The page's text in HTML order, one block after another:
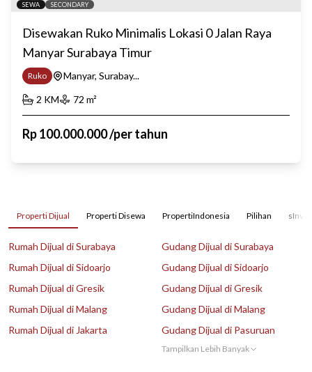
SEWA SECONDARY
Disewakan Ruko Minimalis Lokasi 0 Jalan Raya
Manyar Surabaya Timur
Ruko
Manyar, Surabay...
2 KM 72 m²
Rp100.000.000/per tahun
Properti Dijual Properti Disewa PropertiIndonesia Pilihan
Rumah Dijual di Surabaya
Rumah Dijual di Sidoarjo
Rumah Dijual di Gresik
Rumah Dijual di Malang
Rumah Dijual di Jakarta
Gudang Dijual di Surabaya
Gudang Dijual di Sidoarjo
Gudang Dijual di Gresik
Gudang Dijual di Malang
Gudang Dijual di Pasuruan
Tampilkan Lebih Banyak